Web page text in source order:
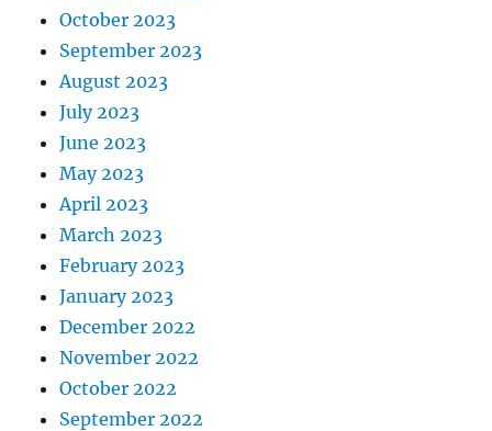
October 2023
September 2023
August 2023
July 2023
June 2023
May 2023
April 2023
March 2023
February 2023
January 2023
December 2022
November 2022
October 2022
September 2022